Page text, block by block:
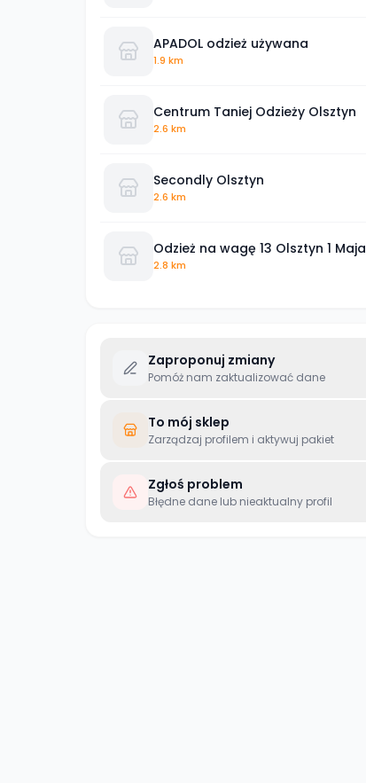
APADOL odzież używana
1.9 km
Centrum Taniej Odzieży Olsztyn
2.6 km
Secondly Olsztyn
2.6 km
Odzież na wagę 13 Olsztyn 1 Maja
2.8 km
Zaproponuj zmiany
Pomóż nam zaktualizować dane
To mój sklep
Zarządzaj profilem i aktywuj pakiet
Zgłoś problem
Błędne dane lub nieaktualny profil